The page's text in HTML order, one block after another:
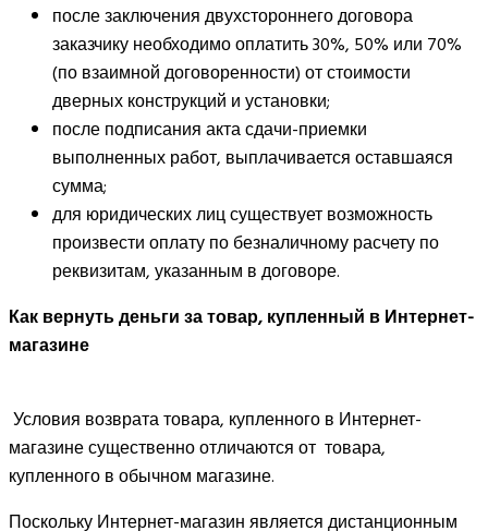
после заключения двухстороннего договора
заказчику необходимо оплатить 30%, 50% или 70%
(по взаимной договоренности) от стоимости
дверных конструкций и установки;
после подписания акта сдачи-приемки
выполненных работ, выплачивается оставшаяся
сумма;
для юридических лиц существует возможность
произвести оплату по безналичному расчету по
реквизитам, указанным в договоре.
Как вернуть деньги за товар, купленный в Интернет-
магазине
Условия возврата товара, купленного в Интернет-
магазине существенно отличаются от товара,
купленного в обычном магазине.
Поскольку Интернет-магазин является дистанционным